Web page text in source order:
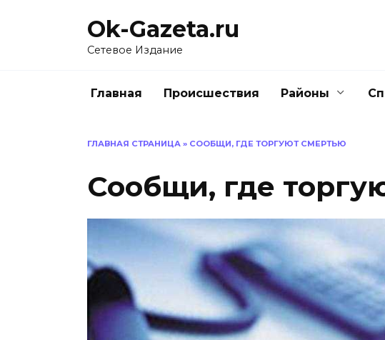
Ok-Gazeta.ru
Сетевое Издание
Главная Происшествия Районы
ГЛАВНАЯ СТРАНИЦА » СООБЩИ, ГДЕ ТОРГУЮТ СМЕРТЬЮ
Сообщи, где